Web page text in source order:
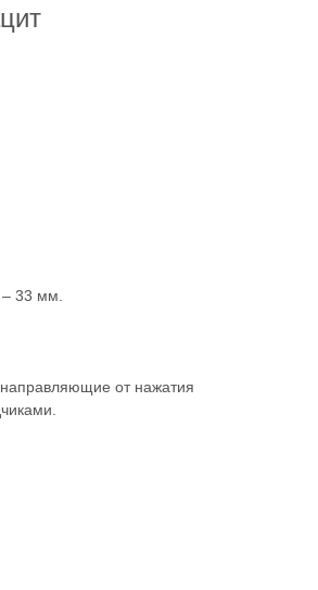
– 33 мм.
от нажатия